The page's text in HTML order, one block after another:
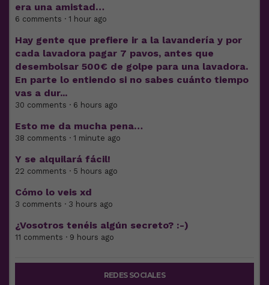
era una amistad…
6 comments · 1 hour ago
Hay gente que prefiere ir a la lavandería y por
cada lavadora pagar 7 pavos, antes que
desembolsar 500€ de golpe para una lavadora.
En parte lo entiendo si no sabes cuánto tiempo
vas a dur...
30 comments · 6 hours ago
Esto me da mucha pena…
38 comments · 1 minute ago
Y se alquilará fácil!
22 comments · 5 hours ago
Cómo lo veis xd
3 comments · 3 hours ago
¿Vosotros tenéis algún secreto? :-)
11 comments · 9 hours ago
REDES SOCIALES